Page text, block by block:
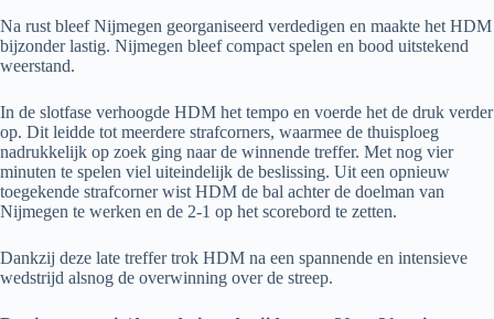
Na rust bleef Nijmegen georganiseerd verdedigen en maakte het HDM
bijzonder lastig. Nijmegen bleef compact spelen en bood uitstekend
weerstand.
In de slotfase verhoogde HDM het tempo en voerde het de druk verder
op. Dit leidde tot meerdere strafcorners, waarmee de thuisploeg
nadrukkelijk op zoek ging naar de winnende treffer. Met nog vier
minuten te spelen viel uiteindelijk de beslissing. Uit een opnieuw
toegekende strafcorner wist HDM de bal achter de doelman van
Nijmegen te werken en de 2-1 op het scorebord te zetten.
Dankzij deze late treffer trok HDM na een spannende en intensieve
wedstrijd alsnog de overwinning over de streep.